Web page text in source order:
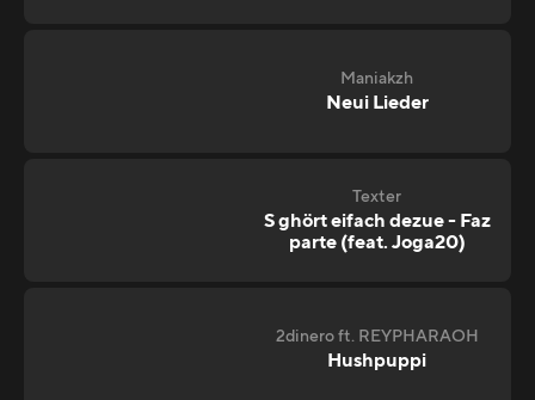
Maniakzh
Neui Lieder
Texter
S ghört eifach dezue - Faz
parte (feat. Joga20)
2dinero ft. REYPHARAOH
Hushpuppi